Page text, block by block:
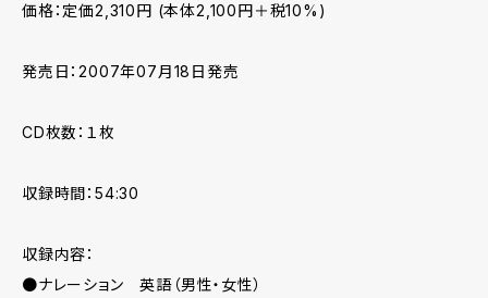
価格：定価2,310円 (本体2,100円＋税10%)
発売日：2007年07月18日発売
CD枚数：１枚
収録時間：54:30
収録内容：
●ナレーション 英語（男性・女性）